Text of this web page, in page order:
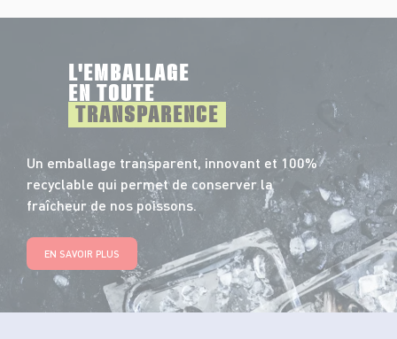
L'EMBALLAGE
EN TOUTE
TRANSPARENCE
Un emballage transparent, innovant et 100%
recyclable qui permet de conserver la
fraîcheur de nos poissons.
EN SAVOIR PLUS